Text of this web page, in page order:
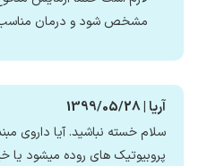
مشخص شود و درمان مناسب
آریا | 1399/05/28
سلام خسته نباشید. آیا داروی
پروبیوتیک های روده میشود یا